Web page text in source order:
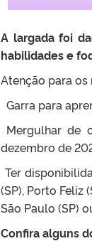
A largada foi
habilidades e
Atenção para os
Garra para
Mergulhar de
dezembro de
Ter
(SP), Porto Feliz
São Paulo (SP)
Confira alguns